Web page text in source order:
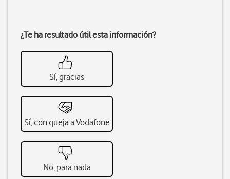
¿Te ha resultado útil esta información?
Sí, gracias
Sí, con queja a Vodafone
No, para nada